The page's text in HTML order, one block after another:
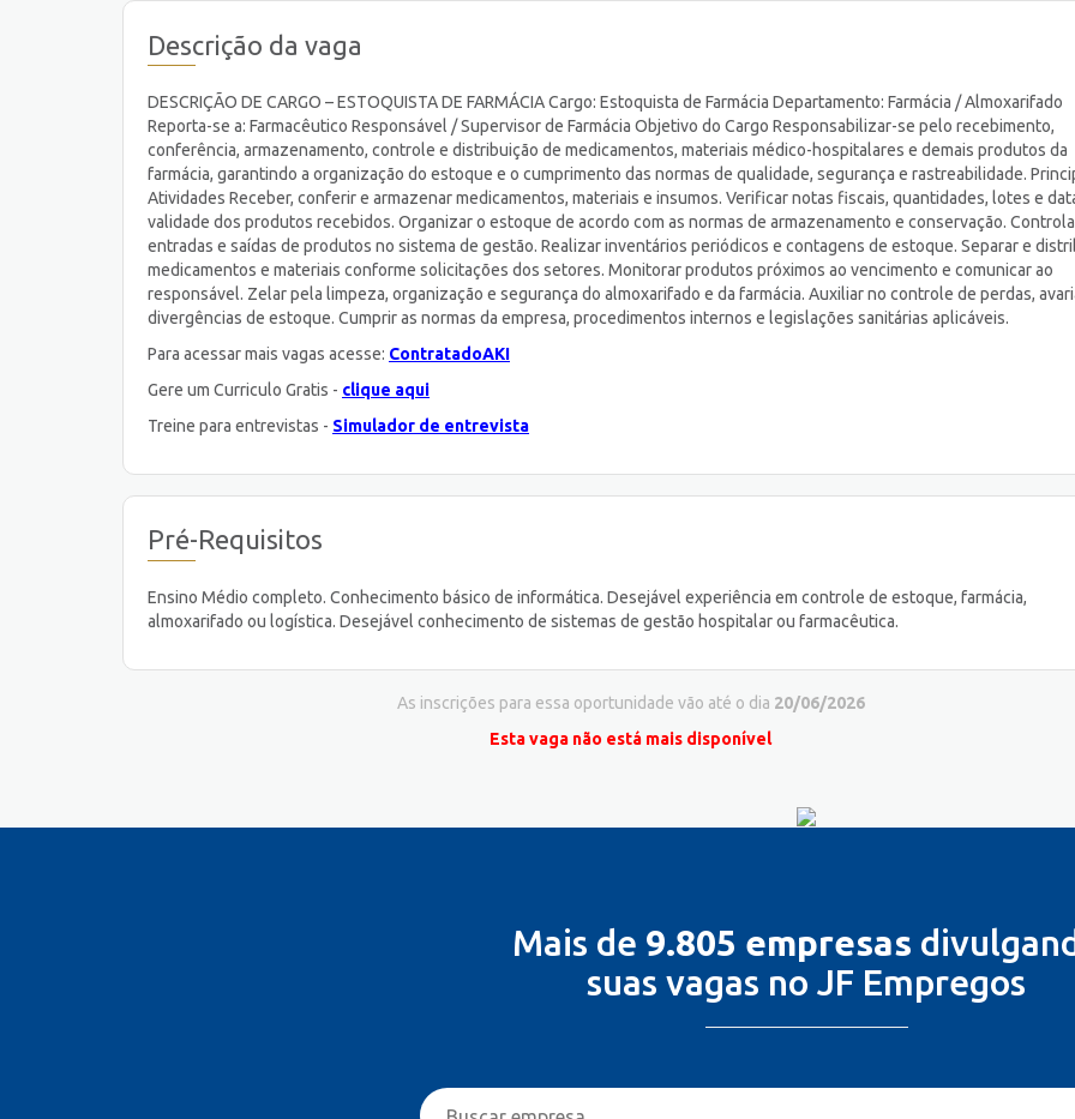
Descrição da vaga
DESCRIÇÃO DE CARGO – ESTOQUISTA DE FARMÁCIA Cargo: Estoquista de Farmácia Departamento: Farmácia / Almoxarifado
Reporta-se a: Farmacêutico Responsável / Supervisor de Farmácia Objetivo do Cargo Responsabilizar-se pelo recebimento,
conferência, armazenamento, controle e distribuição de medicamentos, materiais médico-hospitalares e demais produtos da
farmácia, garantindo a organização do estoque e o cumprimento das normas de qualidade, segurança e rastreabilidade.
Atividades Receber, conferir e armazenar medicamentos, materiais e insumos. Verificar notas fiscais, quantidades, lotes e
validade dos produtos recebidos. Organizar o estoque de acordo com as normas de armazenamento e conservação.
entradas e saídas de produtos no sistema de gestão. Realizar inventários periódicos e contagens de estoque. Separar e
medicamentos e materiais conforme solicitações dos setores. Monitorar produtos próximos ao vencimento e comunicar ao
responsável. Zelar pela limpeza, organização e segurança do almoxarifado e da farmácia. Auxiliar no controle de perdas,
divergências de estoque. Cumprir as normas da empresa, procedimentos internos e legislações sanitárias aplicáveis.
Para acessar mais vagas acesse: ContratadoAKI
Gere um Curriculo Gratis - clique aqui
Treine para entrevistas - Simulador de entrevista
Pré-Requisitos
Ensino Médio completo. Conhecimento básico de informática. Desejável experiência em controle de estoque, farmácia,
almoxarifado ou logística. Desejável conhecimento de sistemas de gestão hospitalar ou farmacêutica.
As inscrições para essa oportunidade vão até o dia 20/06/2026
Esta vaga não está mais disponível
Mais de 9.805 empresas
suas vagas no JF Empregos